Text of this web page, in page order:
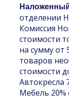
отделении
Комиссия
стоимости
на сумму от
товаров
стоимости
Автокресла
Мебель 20%